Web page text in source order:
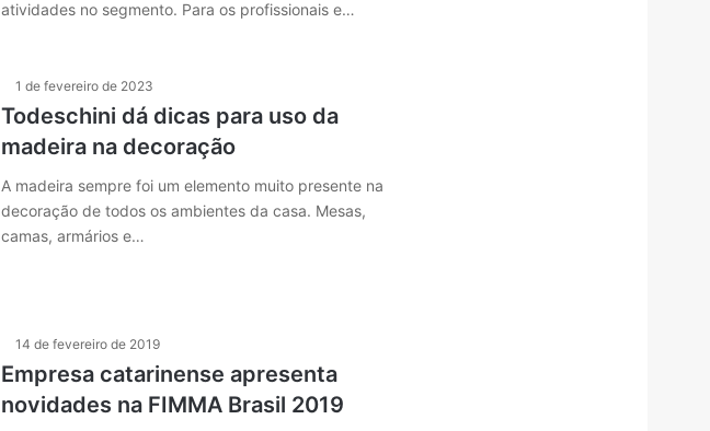
atividades no segmento. Para os profissionais e…
1 de fevereiro de 2023
Todeschini dá dicas para uso da
madeira na decoração
A madeira sempre foi um elemento muito presente na
decoração de todos os ambientes da casa. Mesas,
camas, armários e…
14 de fevereiro de 2019
Empresa catarinense apresenta
novidades na FIMMA Brasil 2019